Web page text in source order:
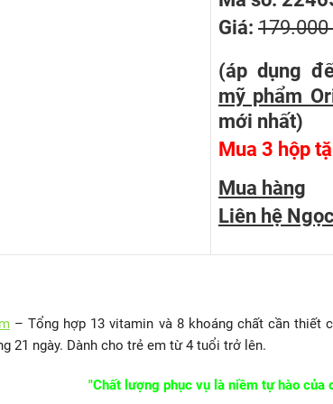
Giá: 179.000
(áp dụng
mỹ phẩm
mới nhất)
Mua 3 hộp
Mua hàng
Liên hệ
– Tổng hợp 13 vitamin và 8 khoáng chất cần
21 ngày. Dành cho trẻ em từ 4 tuổi trở lên.
"Chất lượng phục vụ là niềm tự hào của